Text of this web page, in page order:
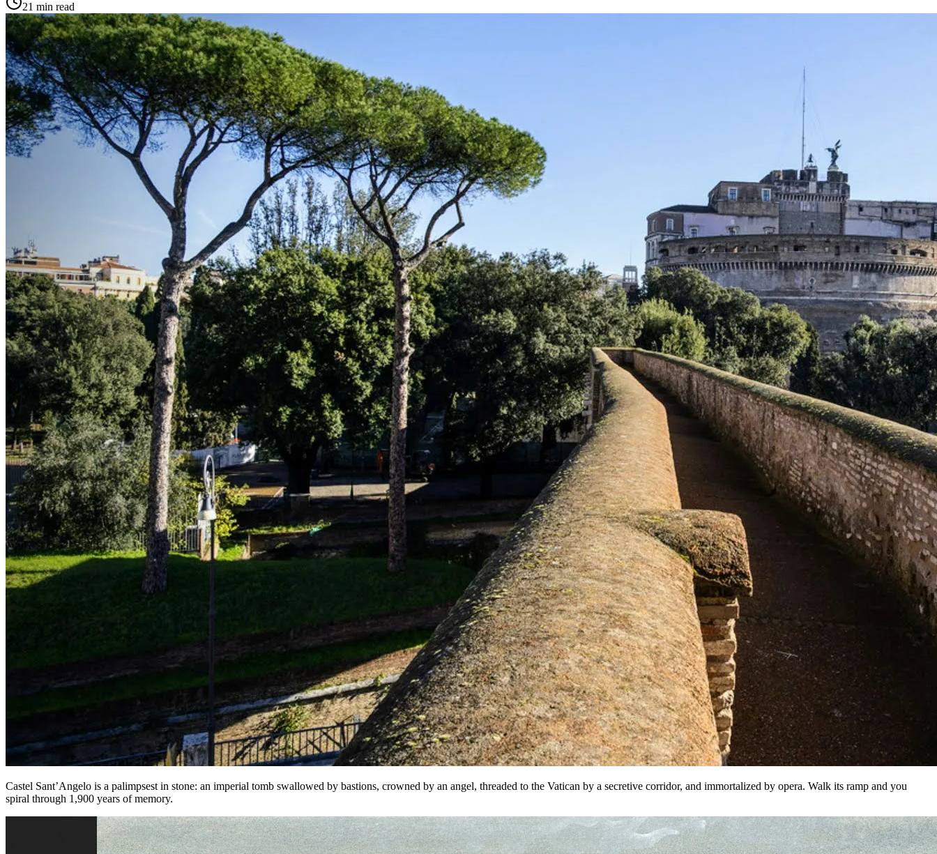
21 min read
Castel Sant’Angelo is a palimpsest in stone: an imperial tomb swallowed by bastions, crowned by an angel, threaded to the Vatican by a secretive corridor, and immortalized by opera. Walk its ramp and you
spiral through 1,900 years of memory.